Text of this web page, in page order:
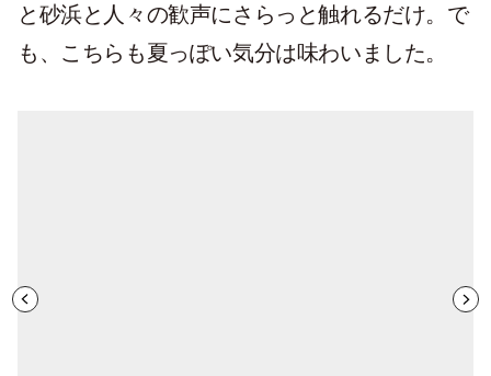
と砂浜と人々の歓声にさらっと触れるだけ。で
も、こちらも夏っぽい気分は味わいました。